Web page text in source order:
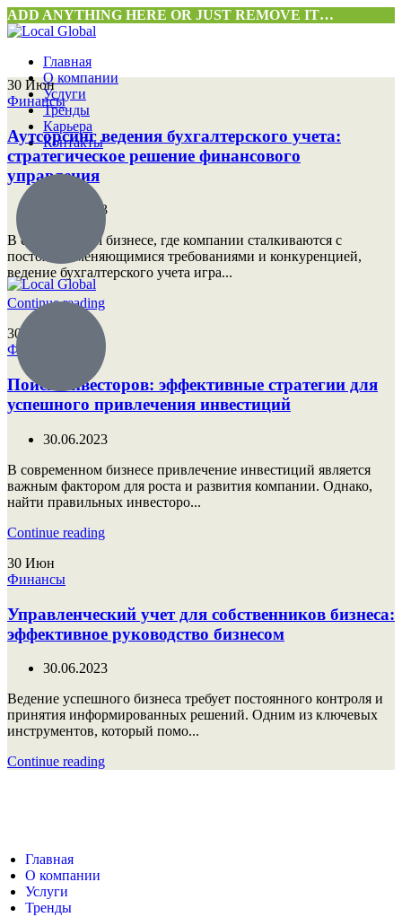
ADD ANYTHING HERE OR JUST REMOVE IT…
Главная
О компании
Услуги
Тренды
Карьера
Контакты
30 Июн
Финансы
Аутсорсинг ведения бухгалтерского учета:
стратегическое решение финансового
управления
30.06.2023
В современном бизнесе, где компании сталкиваются с
постоянно меняющимися требованиями и конкуренцией,
ведение бухгалтерского учета игра...
Continue reading
30
Финансы
Поиск инвесторов: эффективные стратегии для
успешного привлечения инвестиций
30.06.2023
В современном бизнесе привлечение инвестиций является
важным фактором для роста и развития компании. Однако,
найти правильных инвесторо...
Continue reading
30 Июн
Финансы
Управленческий учет для собственников бизнеса:
эффективное руководство бизнесом
30.06.2023
Ведение успешного бизнеса требует постоянного контроля и
принятия информированных решений. Одним из ключевых
инструментов, который помо...
Continue reading
Главная
О компании
Услуги
Тренды